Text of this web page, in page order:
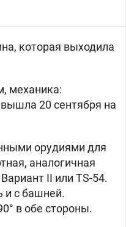
которая выходила
механика:
20 сентября на
орудиями для
аналогичная
II или TS-54.
и с башней.
в обе стороны.